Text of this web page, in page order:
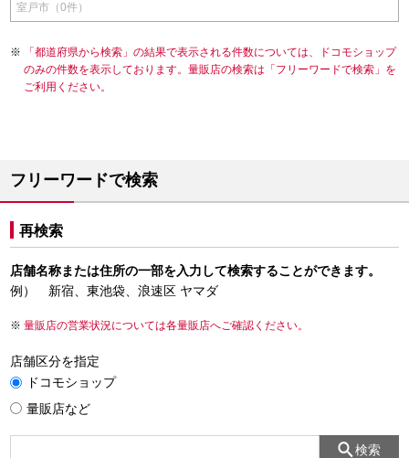
室戸市（0件）
「都道府県から検索」の結果で表示される件数については、ドコモショップ
のみの件数を表示しております。量販店の検索は「フリーワードで検索」を
ご利用ください。
フリーワードで検索
再検索
店舗名称または住所の一部を入力して検索することができます。
例） 新宿、東池袋、浪速区 ヤマダ
量販店の営業状況については各量販店へご確認ください。
店舗区分を指定
ドコモショップ
量販店など
検索